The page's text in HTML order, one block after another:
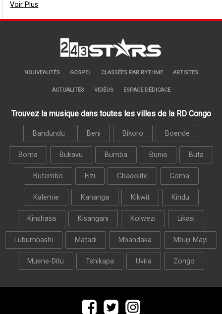
Voir Plus
NOUVEAUTÉS GOSPEL CLASSÉES PAR RYTHME ARTISTES
ACTUALITÉS VIDÉOS ESPACE DÉDICACE
Trouvez la musique dans toutes les villes de la RD Congo
Bandundu Beni Bikoro Boende
Boma Bukavu Bumba Bunia Buta
Butembo Fizi Gbadolite Goma
Kalemie Kananga Kikwit Kindu
Kinshasa Kisangani Kolwezi Likasi
Lubumbashi Matadi Mbandaka Mbuji-Mayi
Muene-Ditu Tshikapa Uvira Zongo